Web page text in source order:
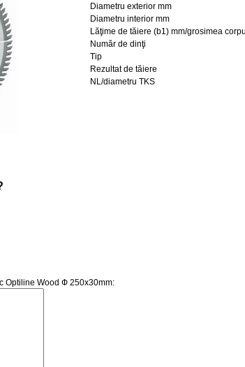
Diametru exterior mm
Diametru interior mm
Lăţime de tăiere (b1) mm/grosimea
Număr de dinţi
Tip
Rezultat de tăiere
NL/diametru TKS
Optiline Wood Ф 250x30mm: